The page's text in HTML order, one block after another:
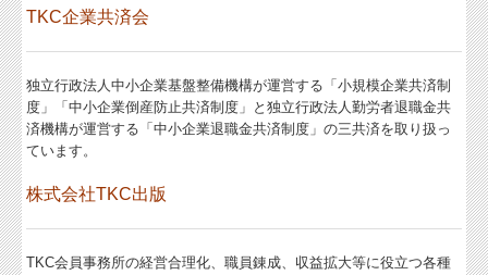
TKC企業共済会
独立行政法人中小企業基盤整備機構が運営する「小規模企業共済制
度」「中小企業倒産防止共済制度」と独立行政法人勤労者退職金共
済機構が運営する「中小企業退職金共済制度」の三共済を取り扱っ
ています。
株式会社TKC出版
TKC会員事務所の経営合理化、職員錬成、収益拡大等に役立つ各種